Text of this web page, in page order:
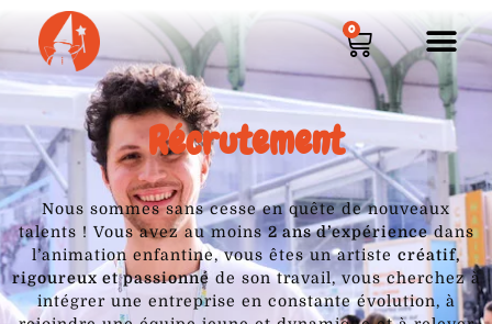
0
Récrutement
Nous sommes sans cesse en quête de nouveaux
talents ! Vous avez au moins2 ans d’expériencedans
l’animation enfantine, vous êtes un artiste créatif,
rigoureux et passionné de son travail, vous cherchez à
intégrer une entreprise en constante évolution, à